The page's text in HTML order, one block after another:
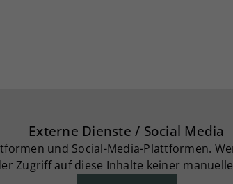
Externe Dienste / Social Media
und Social-Media-Plattformen.
Zugriff auf diese Inhalte keiner